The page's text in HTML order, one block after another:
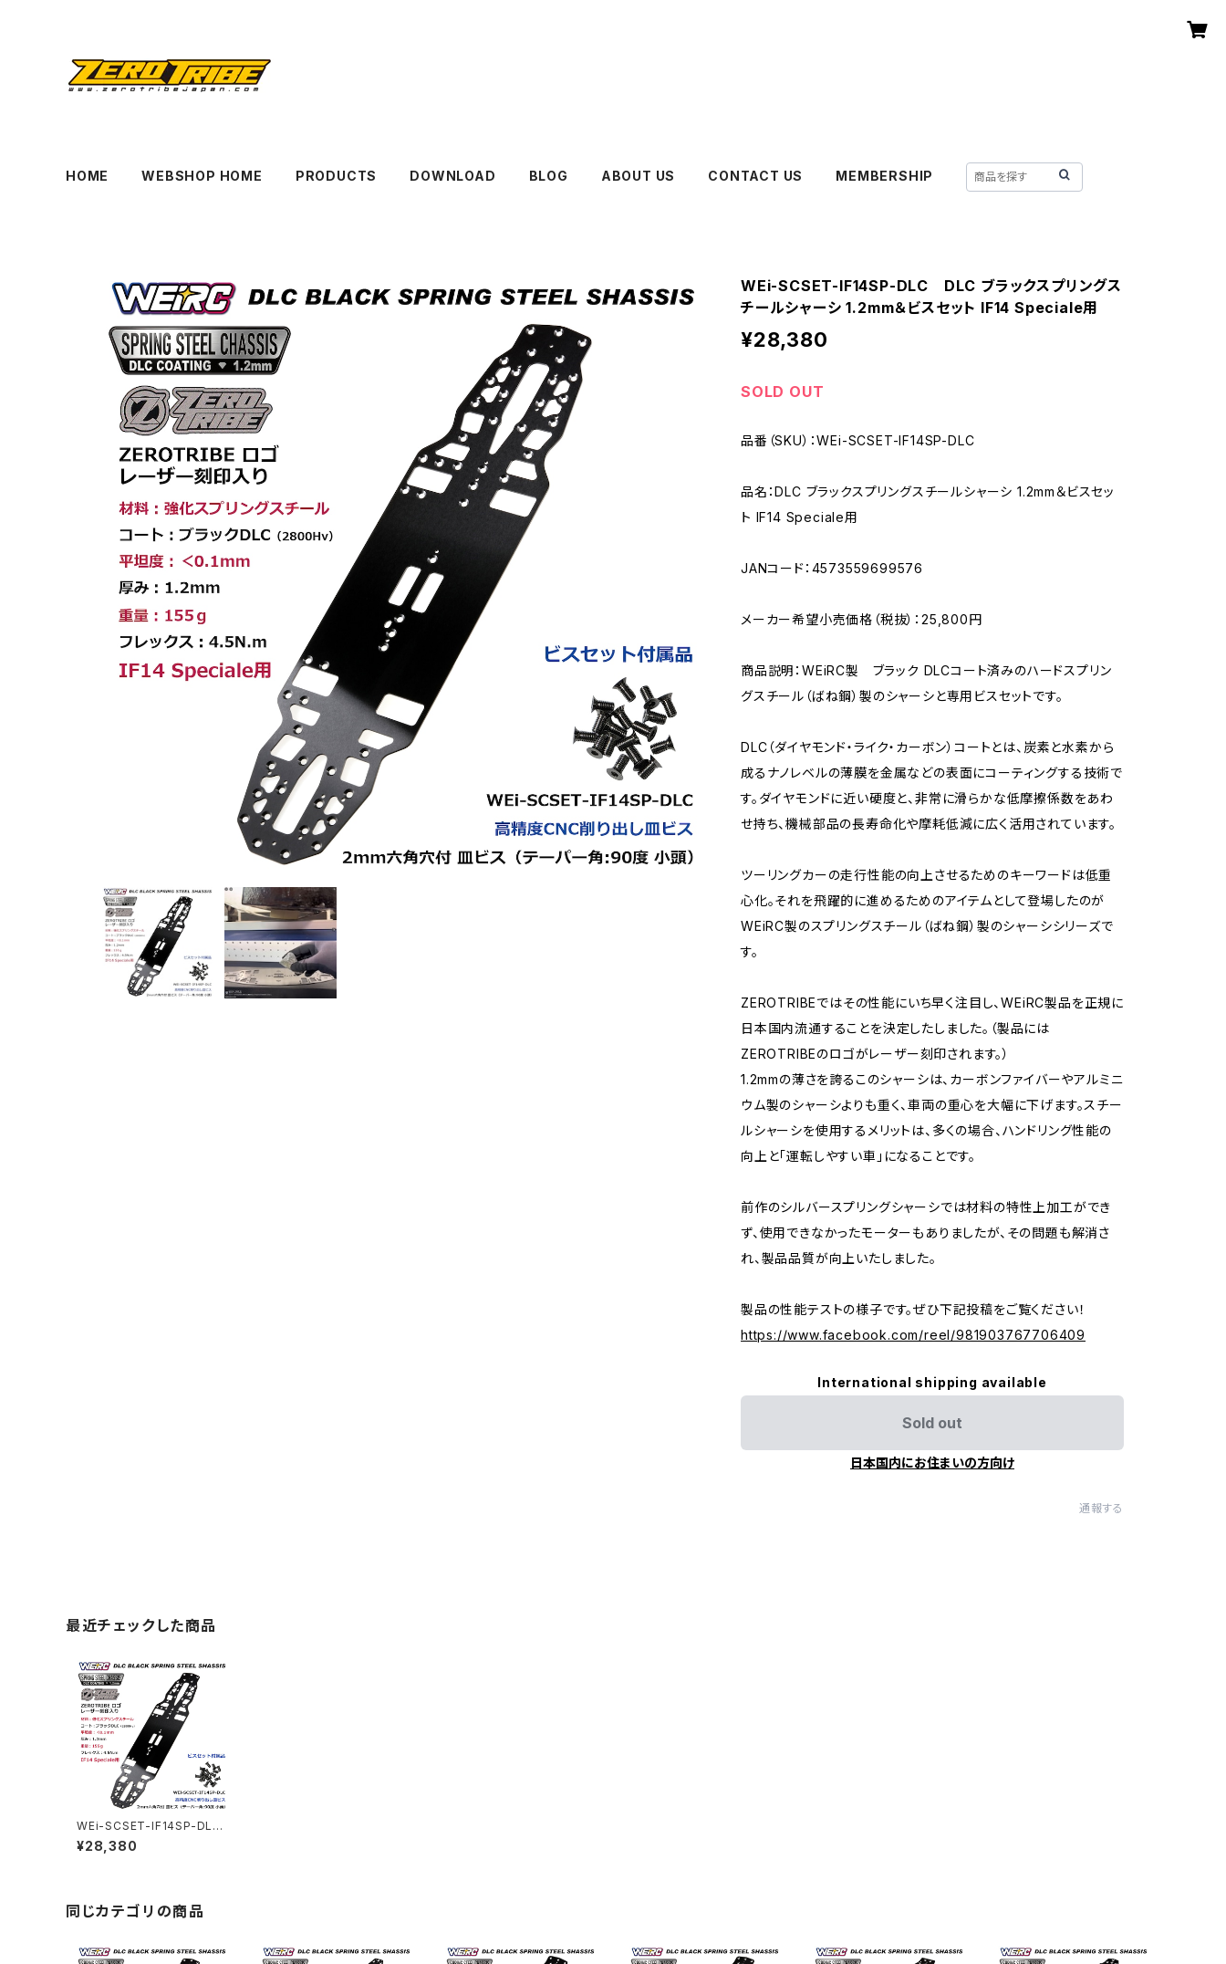
HOME WEBSHOP HOME PRODUCTS DOWNLOAD BLOG ABOUT US CONTACT US MEMBERSHIP
WEi-SCSET-IF14SP-DLC DLC ブラックスプリングス
チールシャーシ 1.2mm＆ビスセット IF14 Speciale用
¥28,380
SOLD OUT
品番（SKU）：WEi-SCSET-IF14SP-DLC
品名：DLC ブラックスプリングスチールシャーシ 1.2mm＆ビスセッ
ト IF14 Speciale用
JANコード：4573559699576
メーカー希望小売価格（税抜）：25,800円
商品説明：WEiRC製 ブラック DLCコート済みのハードスプリン
グスチール（ばね鋼）製のシャーシと専用ビスセットです。
DLC（ダイヤモンド・ライク・カーボン）コートとは、炭素と水素から
成るナノレベルの薄膜を金属などの表面にコーティングする技術で
す。ダイヤモンドに近い硬度と、非常に滑らかな低摩擦係数をあわ
せ持ち、機械部品の長寿命化や摩耗低減に広く活用されています。
ツーリングカーの走行性能の向上させるためのキーワードは低重
心化。それを飛躍的に進めるためのアイテムとして登場したのが
WEiRC製のスプリングスチール（ばね鋼）製のシャーシシリーズで
す。
ZEROTRIBEではその性能にいち早く注目し、WEiRC製品を正規に
日本国内流通することを決定したしました。（製品には
ZEROTRIBEのロゴがレーザー刻印されます。）
1.2mmの薄さを誇るこのシャーシは、カーボンファイバーやアルミニ
ウム製のシャーシよりも重く、車両の重心を大幅に下げます。スチー
ルシャーシを使用するメリットは、多くの場合、ハンドリング性能の
向上と「運転しやすい車」になることです。
前作のシルバースプリングシャーシでは材料の特性上加工ができ
ず、使用できなかったモーターもありましたが、その問題も解消さ
れ、製品品質が向上いたしました。
製品の性能テストの様子です。ぜひ下記投稿をご覧ください！
https://www.facebook.com/reel/981903767706409
International shipping available
Sold out
日本国内にお住まいの方向け
通報する
最近チェックした商品
WEi-SCSET-IF14SP-DLC
DLC ブラックスプリングス
チールシャーシ 1.2mm＆ビス
¥28,380
同じカテゴリの商品